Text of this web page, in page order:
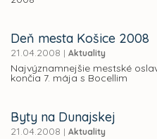
Deň mesta Košice 2008
21.04.2008 | Aktuality
Najvýznamnejšie mestské
končia 7. mája s Bocellim
Byty na Dunajskej
21.04.2008 | Aktuality